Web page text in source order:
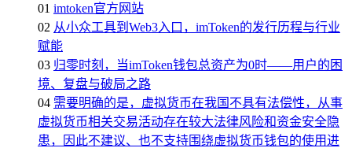
01 imtoken官方网站
02 从小众工具到Web3入口，imToken的发行历程与行业
赋能
03 归零时刻，当imToken钱包总资产为0时——用户的困
境、复盘与破局之路
04 需要明确的是，虚拟货币在我国不具有法偿性，从事
虚拟货币相关交易活动存在较大法律风险和资金安全隐
患，因此不建议、也不支持围绕虚拟货币钱包的使用进